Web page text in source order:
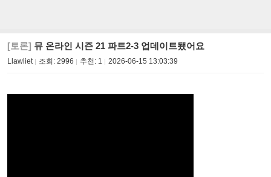
[토론] 뮤 온라인 시즌 21 파트2-3 업데이트됐어요
Llawliet 조회: 2996 추천: 1 2026-06-15 13:03:39